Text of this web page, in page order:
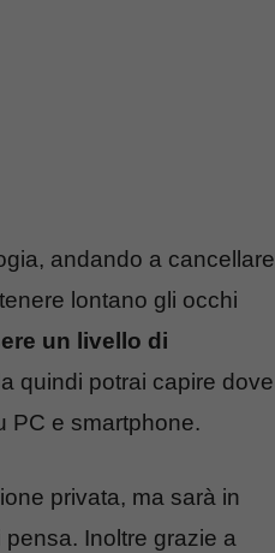
andando a cancellare
lontano gli occhi
un livello di
quindi potrai capire dove
PC e smartphone.
privata, ma sarà in
Inoltre grazie a